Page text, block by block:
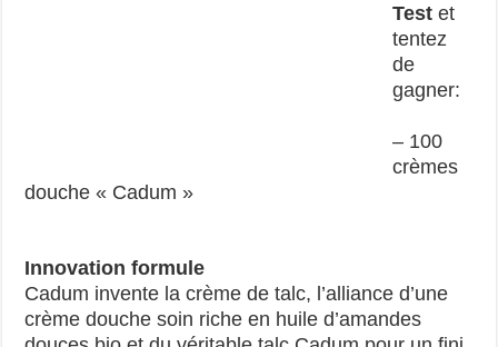
Testet
tentez
de
gagner:
– 100
crèmes
douche « Cadum »
Innovation formule
Cadum invente la crème de talc, l’alliance d’une
crème douche soin riche en huile d’amandes